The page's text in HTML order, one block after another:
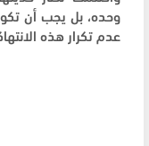
وحده، بل يجب أن
عدم تكرار هذه